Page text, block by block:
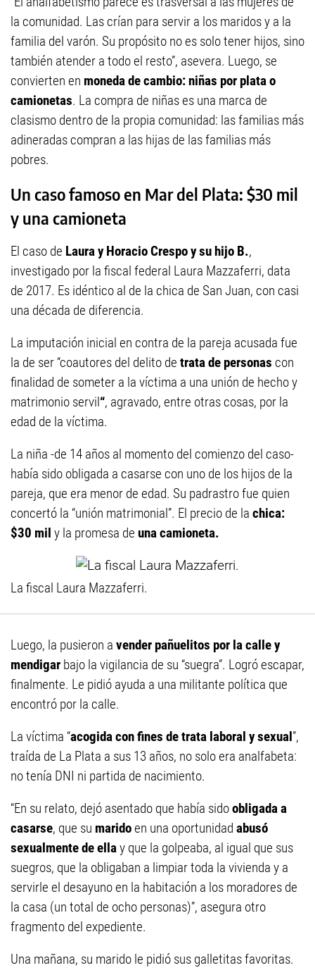
la comunidad. Las crían para servir a los maridos y a la
familia del varón. Su propósito no es solo tener hijos, sino
también atender a todo el resto”, asevera. Luego, se
convierten en moneda de cambio: niñas por plata o
camionetas. La compra de niñas es una marca de
clasismo dentro de la propia comunidad: las familias más
adineradas compran a las hijas de las familias más
pobres.
Un caso famoso en Mar del Plata: $30 mil
y una camioneta
El caso de Laura y Horacio Crespo y su hijo B.,
investigado por la fiscal federal Laura Mazzaferri, data
de 2017. Es idéntico al de la chica de San Juan, con casi
una década de diferencia.
La imputación inicial en contra de la pareja acusada fue
la de ser “coautores del delito de trata de personas con
finalidad de someter a la víctima a una unión de hecho y
matrimonio servil“, agravado, entre otras cosas, por la
edad de la víctima.
La niña -de 14 años al momento del comienzo del caso-
había sido obligada a casarse con uno de los hijos de la
pareja, que era menor de edad. Su padrastro fue quien
concertó la “unión matrimonial”. El precio de la chica:
$30 mil y la promesa de una camioneta.
La fiscal Laura Mazzaferri.
Luego, la pusieron a vender pañuelitos por la calle y
mendigar bajo la vigilancia de su “suegra”. Logró escapar,
finalmente. Le pidió ayuda a una militante política que
encontró por la calle.
La víctima “acogida con fines de trata laboral y sexual”,
traída de La Plata a sus 13 años, no solo era analfabeta:
no tenía DNI ni partida de nacimiento.
“En su relato, dejó asentado que había sidoobligada a
casarse, que su maridoen una oportunidad abusó
sexualmente de ellay que la golpeaba, al igual que sus
suegros, que la obligaban a limpiar toda la vivienda y a
servirle el desayuno en la habitación a los moradores de
la casa (un total de ocho personas)”, asegura otro
fragmento del expediente.
Una mañana, su marido le pidió sus galletitas favoritas.